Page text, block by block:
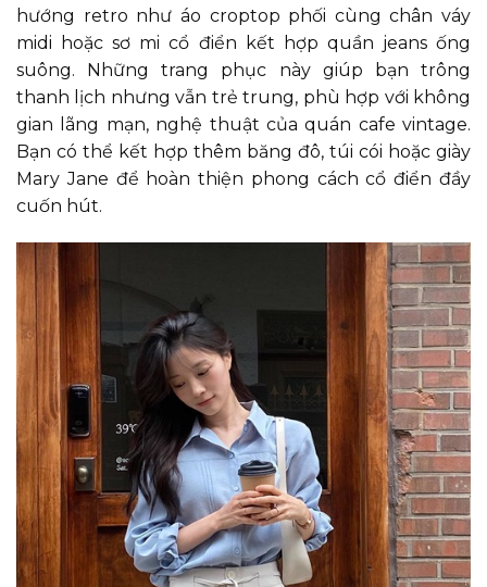
hướng retro như áo croptop phối cùng chân váy
midi hoặc sơ mi cổ điển kết hợp quần jeans ống
suông. Những trang phục này giúp bạn trông
thanh lịch nhưng vẫn trẻ trung, phù hợp với không
gian lãng mạn, nghệ thuật của quán cafe vintage.
Bạn có thể kết hợp thêm băng đô, túi cói hoặc giày
Mary Jane để hoàn thiện phong cách cổ điển đầy
cuốn hút.